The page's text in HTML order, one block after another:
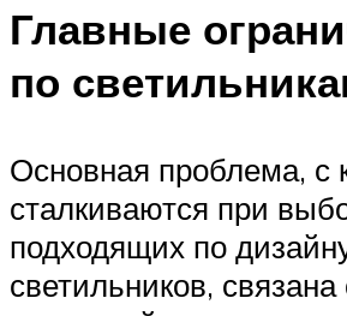
Главные
по
Основная проблема, с
сталкиваются при
подходящих по
светильников, связана